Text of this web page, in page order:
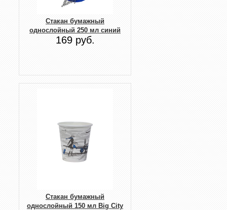
Стакан бумажный
однослойный 250 мл синий
169 руб.
Стакан бумажный
однослойный 150 мл Big City